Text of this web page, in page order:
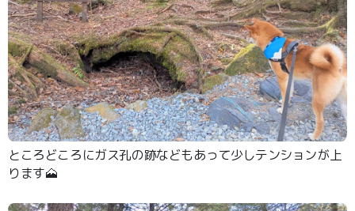
ところどころにガス孔の跡などもあって少しテンションが上
ります🗻